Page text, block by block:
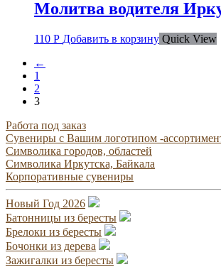
Молитва водителя
110 Р Добавить в корзину Quick View
←
1
2
3
Работа под заказ
Сувениры с Вашим логотипом -
Символика городов, областей
Символика Иркутска, Байкала
Корпоративные сувениры
Новый Год 2026
Батонницы из бересты
Брелоки из бересты
Бочонки из дерева
Зажигалки из бересты